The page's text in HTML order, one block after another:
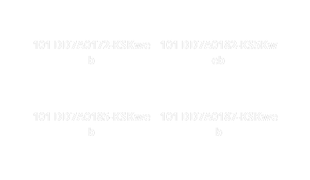
101 DD7A0172-KSKwe
b
101 DD7A0182-KS5Kw
eb
101 DD7A0185-KSKwe
b
101 DD7A0187-KSKwe
b